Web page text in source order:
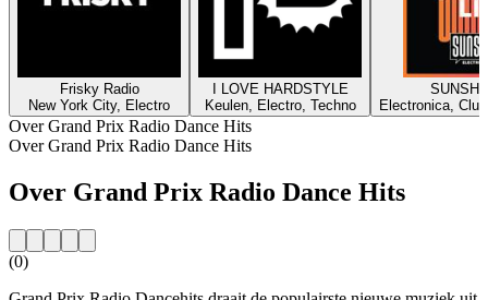
Frisky Radio
New York City, Electro
I LOVE HARDSTYLE
Keulen, Electro, Techno
Electronica,
Over Grand Prix Radio Dance Hits
Over Grand Prix Radio Dance Hits
Over Grand Prix Radio Dance Hits
(0)